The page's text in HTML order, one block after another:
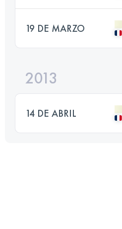
19 DE MARZO
2013
14 DE ABRIL